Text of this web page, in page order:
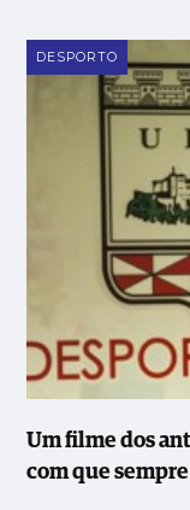
DESPORTO
Um filme dos
com que